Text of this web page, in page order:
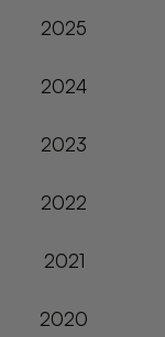
2025
2024
2023
2022
2021
2020